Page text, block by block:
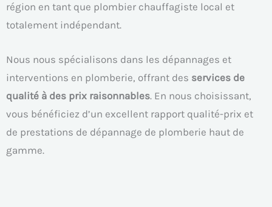
région en tant que plombier chauffagiste local et
totalement indépendant.
Nous nous spécialisons dans les dépannages et
interventions en plomberie, offrant des services de
qualité à des prix raisonnables. En nous choisissant,
vous bénéficiez d’un excellent rapport qualité-prix et
de prestations de dépannage de plomberie haut de
gamme.